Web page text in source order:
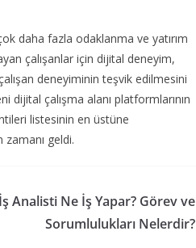
daha fazla odaklanma ve yatırım
çalışanlar için dijital deneyim,
deneyiminin teşvik edilmesini
dijital çalışma alanı platformlarının
listesinin en üstüne
zamanı geldi.
Analisti Ne İş Yapar? Görev ve
Sorumlulukları Nelerdir?